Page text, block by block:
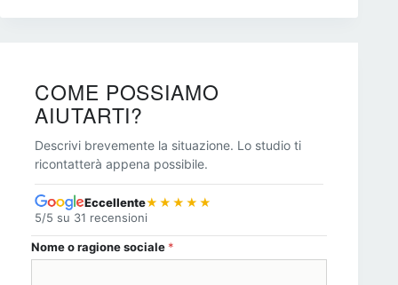
COME POSSIAMO
AIUTARTI?
Descrivi brevemente la situazione. Lo studio ti
ricontatterà appena possibile.
Eccellente★★★★★
5/5 su 31 recensioni
Nome o ragione sociale *